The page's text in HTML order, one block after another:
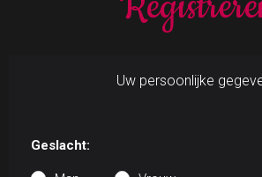
Uw persoonlijke
Geslacht: